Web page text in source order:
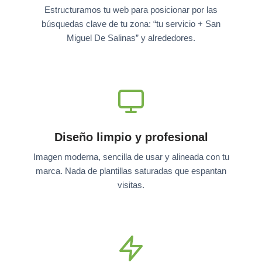
Estructuramos tu web para posicionar por las
búsquedas clave de tu zona: “tu servicio + San
Miguel De Salinas” y alrededores.
Diseño limpio y profesional
Imagen moderna, sencilla de usar y alineada con tu
marca. Nada de plantillas saturadas que espantan
visitas.